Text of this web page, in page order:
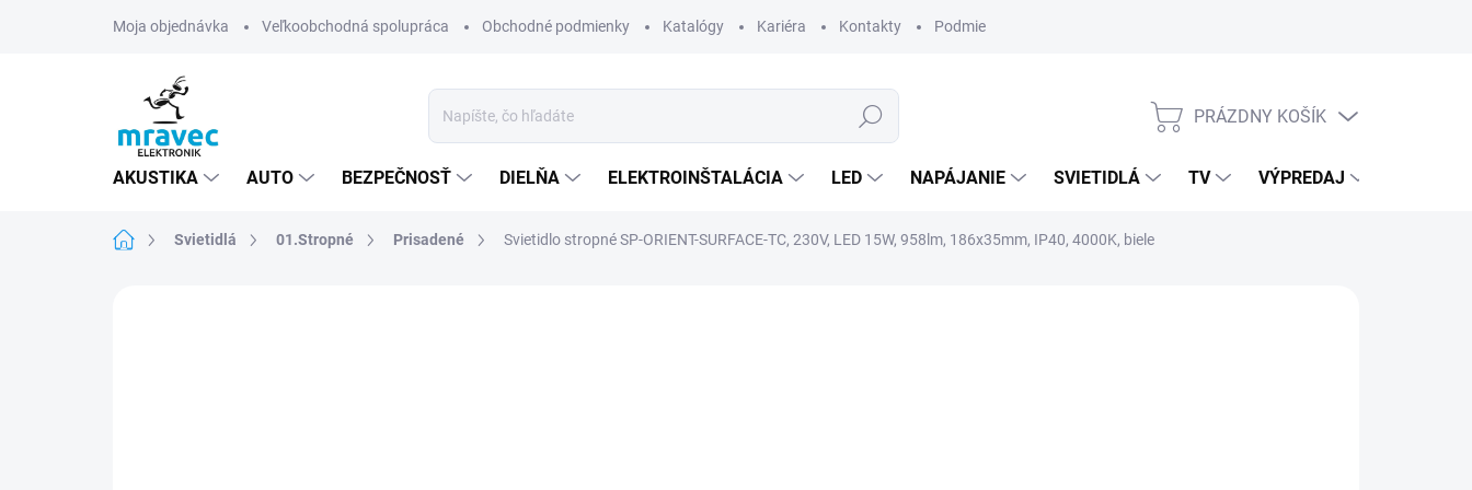
Moja objednávka Veľkoobchodná spolupráca Obchodné podmienky Katalógy Kariéra Kontakty Podmienky ochrany osobných údajov
Hľadať
NÁKUPNÝ
PRÁZDNY KOŠÍK
AKUSTIKA AUTO BEZPEČNOSŤ DIELŇA ELEKTROINŠTALÁCIA LED NAPÁJANIE SVIETIDLÁ TV VÝPREDAJ
DomovSvietidlá 01.Stropné Prisadené Svietidlo stropné SP-ORIENT-SURFACE-TC, 230V, LED 15W, 958lm, 186x35mm, IP40, 4000K, biele